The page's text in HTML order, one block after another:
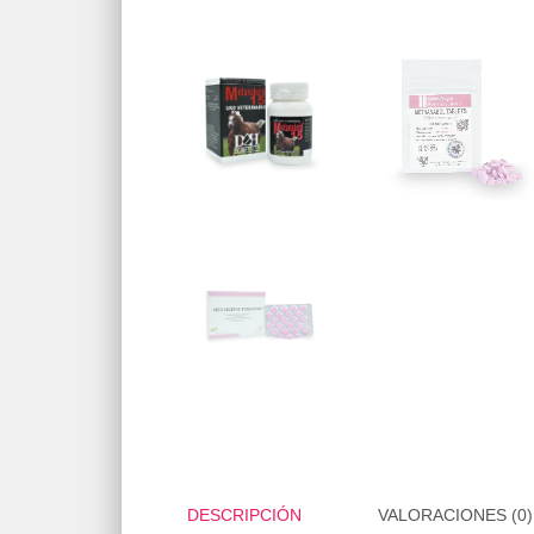
DESCRIPCIÓN VALORACIONES (0)